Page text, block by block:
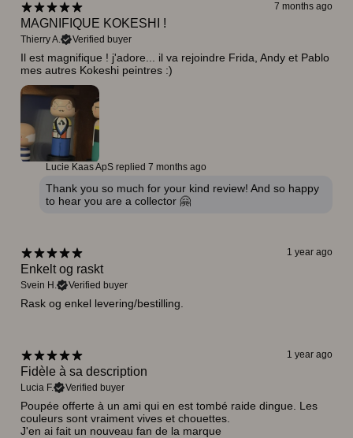
7 months ago
MAGNIFIQUE KOKESHI !
Thierry A. Verified buyer
Il est magnifique ! j'adore... il va rejoindre Frida, Andy et Pablo
mes autres Kokeshi peintres :)
Lucie Kaas ApS replied 7 months ago
Thank you so much for your kind review! And so happy
to hear you are a collector 🤗
1 year ago
Enkelt og raskt
Svein H. Verified buyer
Rask og enkel levering/bestilling.
1 year ago
Fidèle à sa description
Lucia F. Verified buyer
Poupée offerte à un ami qui en est tombé raide dingue. Les
couleurs sont vraiment vives et chouettes.
J'en ai fait un nouveau fan de la marque